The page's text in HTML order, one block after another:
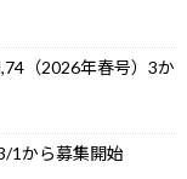
（2026年春号）3か
1から募集開始